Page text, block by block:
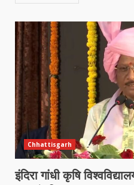
Chhattisgarh
इंदिरा गांधी कृषि